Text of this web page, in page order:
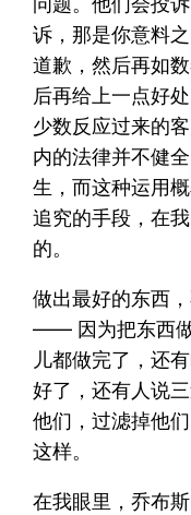
诉，那是你意料
道歉，然后再如
后再给上一点好
少数反应过来的
内的法律并不健
生，而这种运用
追究的手段，在
的。
做出最好的东西
—— 因为把东西
儿都做完了，还
好了，还有人说
他们，过滤掉他
这样。
在我眼里，乔布